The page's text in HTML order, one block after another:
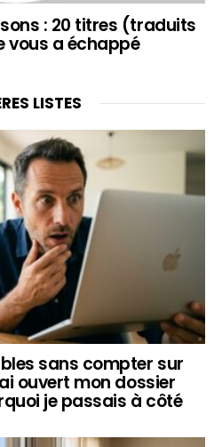
: 20 titres (traduits
vous a échappé
LISTES
sans compter sur
ouvert mon dossier
je passais à côté